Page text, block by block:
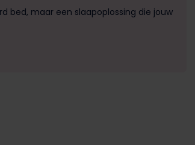
bed, maar een slaapoplossing die jouw